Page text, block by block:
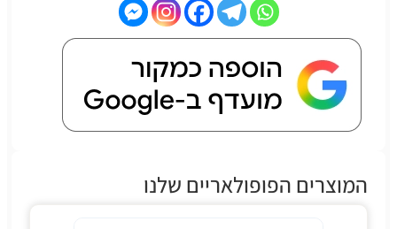
המוצרים הפופולאריים שלנו